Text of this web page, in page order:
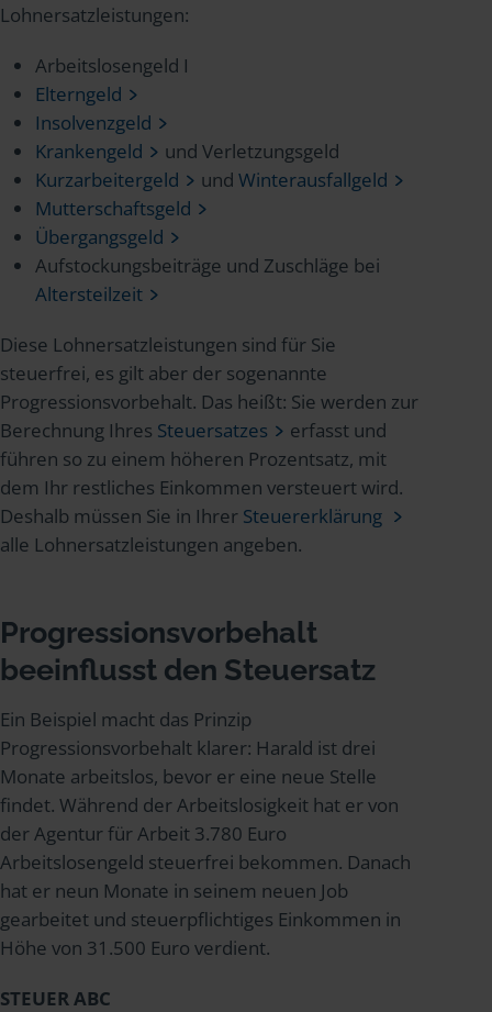
Lohnersatzleistungen:
Arbeitslosengeld I
Elterngeld
Insolvenzgeld
Krankengeld
und Verletzungsgeld
Kurzarbeitergeld
undWinterausfallgeld
Mutterschaftsgeld
Übergangsgeld
Aufstockungsbeiträge und Zuschläge bei
Altersteilzeit
Diese Lohnersatzleistungen sind für Sie
steuerfrei, es gilt aber der sogenannte
Progressionsvorbehalt. Das heißt: Sie werden zur
Berechnung Ihres Steuersatzes
erfasst und
führen so zu einem höheren Prozentsatz, mit
dem Ihr restliches Einkommen versteuert wird.
Deshalb müssen Sie in Ihrer Steuererklärung
alle Lohnersatzleistungen angeben.
Progressionsvorbehalt
beeinflusst den Steuersatz
Ein Beispiel macht das Prinzip
Progressionsvorbehalt klarer: Harald ist drei
Monate arbeitslos, bevor er eine neue Stelle
findet. Während der Arbeitslosigkeit hat er von
der Agentur für Arbeit 3.780 Euro
Arbeitslosengeld steuerfrei bekommen. Danach
hat er neun Monate in seinem neuen Job
gearbeitet und steuerpflichtiges Einkommen in
Höhe von 31.500 Euro verdient.
STEUER ABC